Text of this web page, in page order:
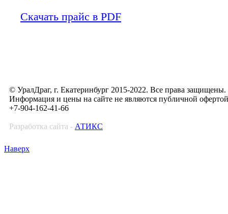
Скачать прайс в PDF
© УралДраг, г. Екатеринбург 2015-2022. Все права защищены.
Информация и цены на сайте не являются публичной офертой
+7-904-162-41-66
Разработка сайта - АТИКС
Наверх